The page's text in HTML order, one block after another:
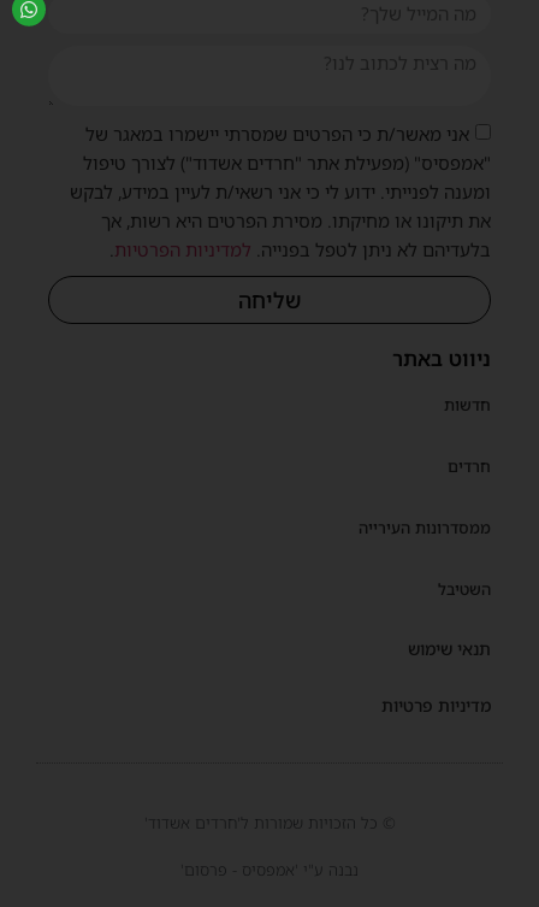
ניווט באתר
חדשות
חרדים
ממסדרונות העירייה
השטיבל
תנאי שימוש
מדיניות פרטיות
אני מאשר/ת כי הפרטים שמסרתי יישמרו במאגר של
"אמפסיס" (מפעילת אתר "חרדים אשדוד") לצורך טיפול
ומענה לפנייתי. ידוע לי כי אני רשאי/ת לעיין במידע, לבקש
את תיקונו או מחיקתו. מסירת הפרטים היא רשות, אך
בלעדיהם לא ניתן לטפל בפנייה. למדיניות הפרטיות
שליחה
© כל הזכויות שמורות ל'חרדים אשדוד'
נבנה ע"י 'אמפסיס - פרסום'